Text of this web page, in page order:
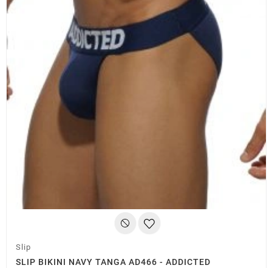
(2 avis)
Slip
SLIP BIKINI NAVY TANGA AD466 - ADDICTED